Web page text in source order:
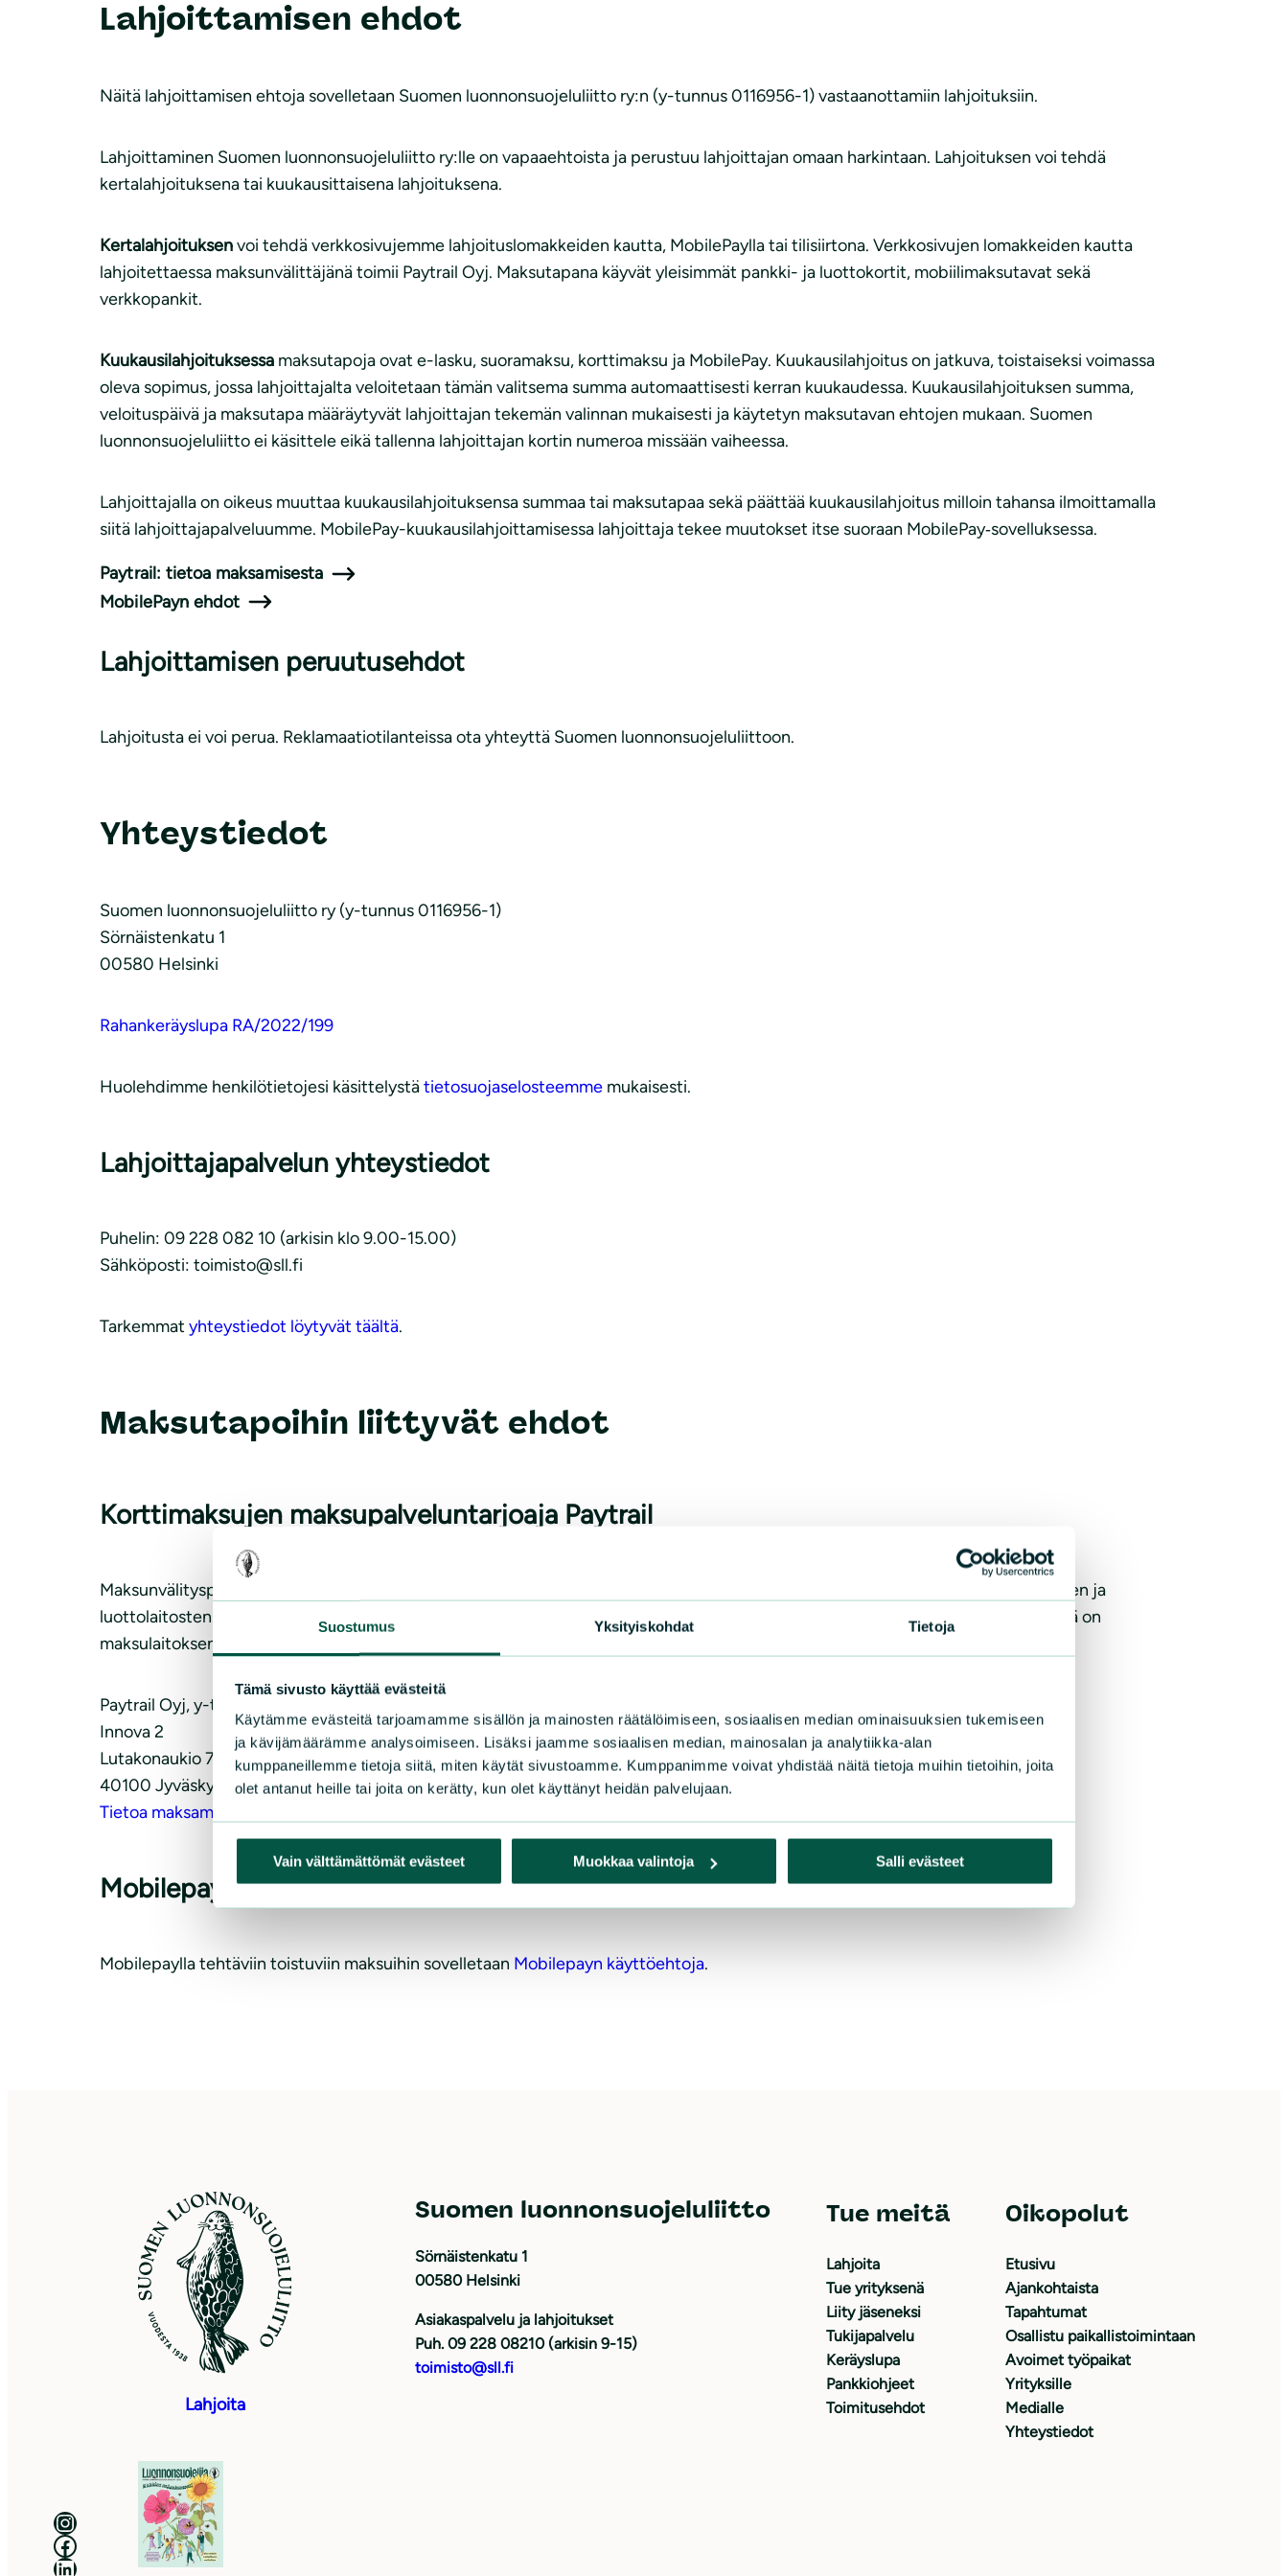
Suostumus Yksityiskohdat Tietoja
Tämä sivusto käyttää evästeitä
Käytämme evästeitä tarjoamamme sisällön ja mainosten räätälöimiseen, sosiaalisen median ominaisuuksien tukemiseen
ja kävijämäärämme analysoimiseen. Lisäksi jaamme sosiaalisen median, mainosalan ja analytiikka-alan
kumppaneillemme tietoja siitä, miten käytät sivustoamme. Kumppanimme voivat yhdistää näitä tietoja muihin tietoihin, joita
olet antanut heille tai joita on kerätty, kun olet käyttänyt heidän palvelujaan.
Vain välttämättömät evästeet Muokkaa valintoja Salli evästeet
i
Lahjoittamisen ehdot
Näitä lahjoittamisen ehtoja sovelletaan Suomen luonnonsuojeluliitto ry:n (y-tunnus 0116956-1) vastaanottamiin lahjoituksiin.
Lahjoittaminen Suomen luonnonsuojeluliitto ry:lle on vapaaehtoista ja perustuu lahjoittajan omaan harkintaan. Lahjoituksen voi tehdä
kertalahjoituksena tai kuukausittaisena lahjoituksena.
Kertalahjoituksenvoi tehdä verkkosivujemme lahjoituslomakkeiden kautta, MobilePaylla tai tilisiirtona. Verkkosivujen lomakkeiden kautta
lahjoitettaessa maksunvälittäjänä toimii Paytrail Oyj. Maksutapana käyvät yleisimmät pankki- ja luottokortit, mobiilimaksutavat sekä
verkkopankit.
Kuukausilahjoituksessa maksutapoja ovat e-lasku, suoramaksu, korttimaksu ja MobilePay. Kuukausilahjoitus on jatkuva, toistaiseksi voimassa
oleva sopimus, jossa lahjoittajalta veloitetaan tämän valitsema summa automaattisesti kerran kuukaudessa. Kuukausilahjoituksen summa,
veloituspäivä ja maksutapa määräytyvät lahjoittajan tekemän valinnan mukaisesti ja käytetyn maksutavan ehtojen mukaan. Suomen
luonnonsuojeluliitto ei käsittele eikä tallenna lahjoittajan kortin numeroa missään vaiheessa.
Lahjoittajalla on oikeus muuttaa kuukausilahjoituksensa summaa tai maksutapaa sekä päättää kuukausilahjoitus milloin tahansa ilmoittamalla
siitä lahjoittajapalveluumme. MobilePay-kuukausilahjoittamisessa lahjoittaja tekee muutokset itse suoraan MobilePay‑sovelluksessa.
Paytrail: tietoa maksamisesta
MobilePayn ehdot
Lahjoittamisen peruutusehdot
Lahjoitusta ei voi perua. Reklamaatiotilanteissa ota yhteyttä Suomen luonnonsuojeluliittoon.
Yhteystiedot
Suomen luonnonsuojeluliitto ry (y-tunnus 0116956-1)
Sörnäistenkatu 1
00580 Helsinki
Rahankeräyslupa RA/2022/199
Huolehdimme henkilötietojesi käsittelystätietosuojaselosteemme mukaisesti.
Lahjoittajapalvelun yhteystiedot
Puhelin: 09 228 082 10 (arkisin klo 9.00-15.00)
Sähköposti: toimisto@sll.fi
Tarkemmat yhteystiedot löytyvät täältä.
Maksutapoihin liittyvät ehdot
Korttimaksujen maksupalveluntarjoaja Paytrail
Maksunvälityspalvelun toteuttajana ja maksupalveluntarjoajana toimii Paytrail Oyj (2122839-7) yhteistyössä suomalaisten pankkien ja
luottolaitosten kanssa. Paytrail Oyj näkyy maksun saajana tiliotteella tai korttilaskulla ja välittää maksun kauppiaalle. Paytrail Oyj:llä on
maksulaitoksen toimilupa. Reklamaatiotapauksissa pyydämme ottamaan ensisijaisesti yhteyttä tuotteen toimittajaan.
Paytrail Oyj, y-tunnus: 2122839-7
Innova 2
Lutakonaukio 7
40100 Jyväskylä
Tietoa maksamisesta Paytrailin verkkosivuilla
Mobilepayn käyttöehdot
Mobilepaylla tehtäviin toistuviin maksuihin sovelletaan Mobilepayn käyttöehtoja.
Lahjoita
Suomen luonnonsuojeluliitto
Sörnäistenkatu 1
00580 Helsinki
Asiakaspalvelu ja lahjoitukset
Puh. 09 228 08210 (arkisin 9-15)
toimisto@sll.fi
Tue meitä
Lahjoita
Tue yrityksenä
Liity jäseneksi
Tukijapalvelu
Keräyslupa
Pankkiohjeet
Toimitusehdot
Oikopolut
Etusivu
Ajankohtaista
Tapahtumat
Osallistu paikallistoimintaan
Avoimet työpaikat
Yrityksille
Medialle
Yhteystiedot
Luonnonsuojeluliitto Instagramissa
Luonnonsuojeluliitto Facebookissa
Luonnonsuojeluliitto LinkedInissä